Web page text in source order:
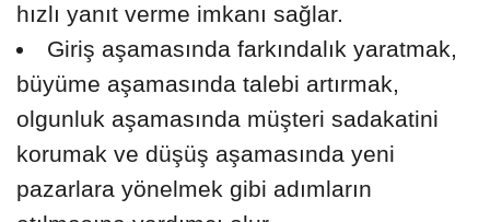
hızlı yanıt verme imkanı sağlar.
Giriş aşamasında farkındalık yaratmak,
büyüme aşamasında talebi artırmak,
olgunluk aşamasında müşteri sadakatini
korumak ve düşüş aşamasında yeni
pazarlara yönelmek gibi adımların